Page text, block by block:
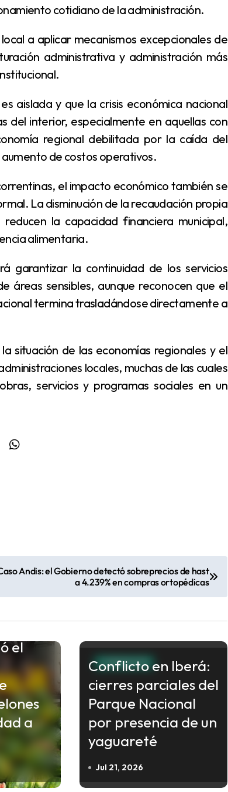
cotidiano de la administración.
administrativa y administración más
del interior, especialmente en aquellas con
regional debilitada por la caída del
de costos operativos.
La disminución de la recaudación propia
la capacidad financiera municipal,
alimentaria.
áreas sensibles, aunque reconocen que el
termina trasladándose directamente a
locales, muchas de las cuales
servicios y programas sociales en un
Andis: el Gobierno detectó sobreprecios de hast
a 4.239% en compras ortopédicas
el
a
CORRIENTES
Conflicto en Iberá:
cierres parciales del
Parque Nacional
por presencia de un
yaguareté
Jul 21, 2026